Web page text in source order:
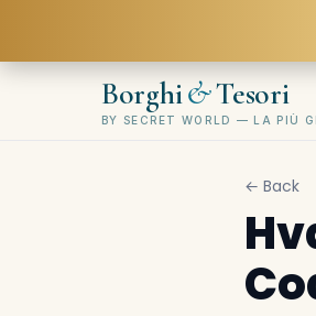
Borghi&Tesori
BY SECRET WORLD — LA PIÙ
← Back